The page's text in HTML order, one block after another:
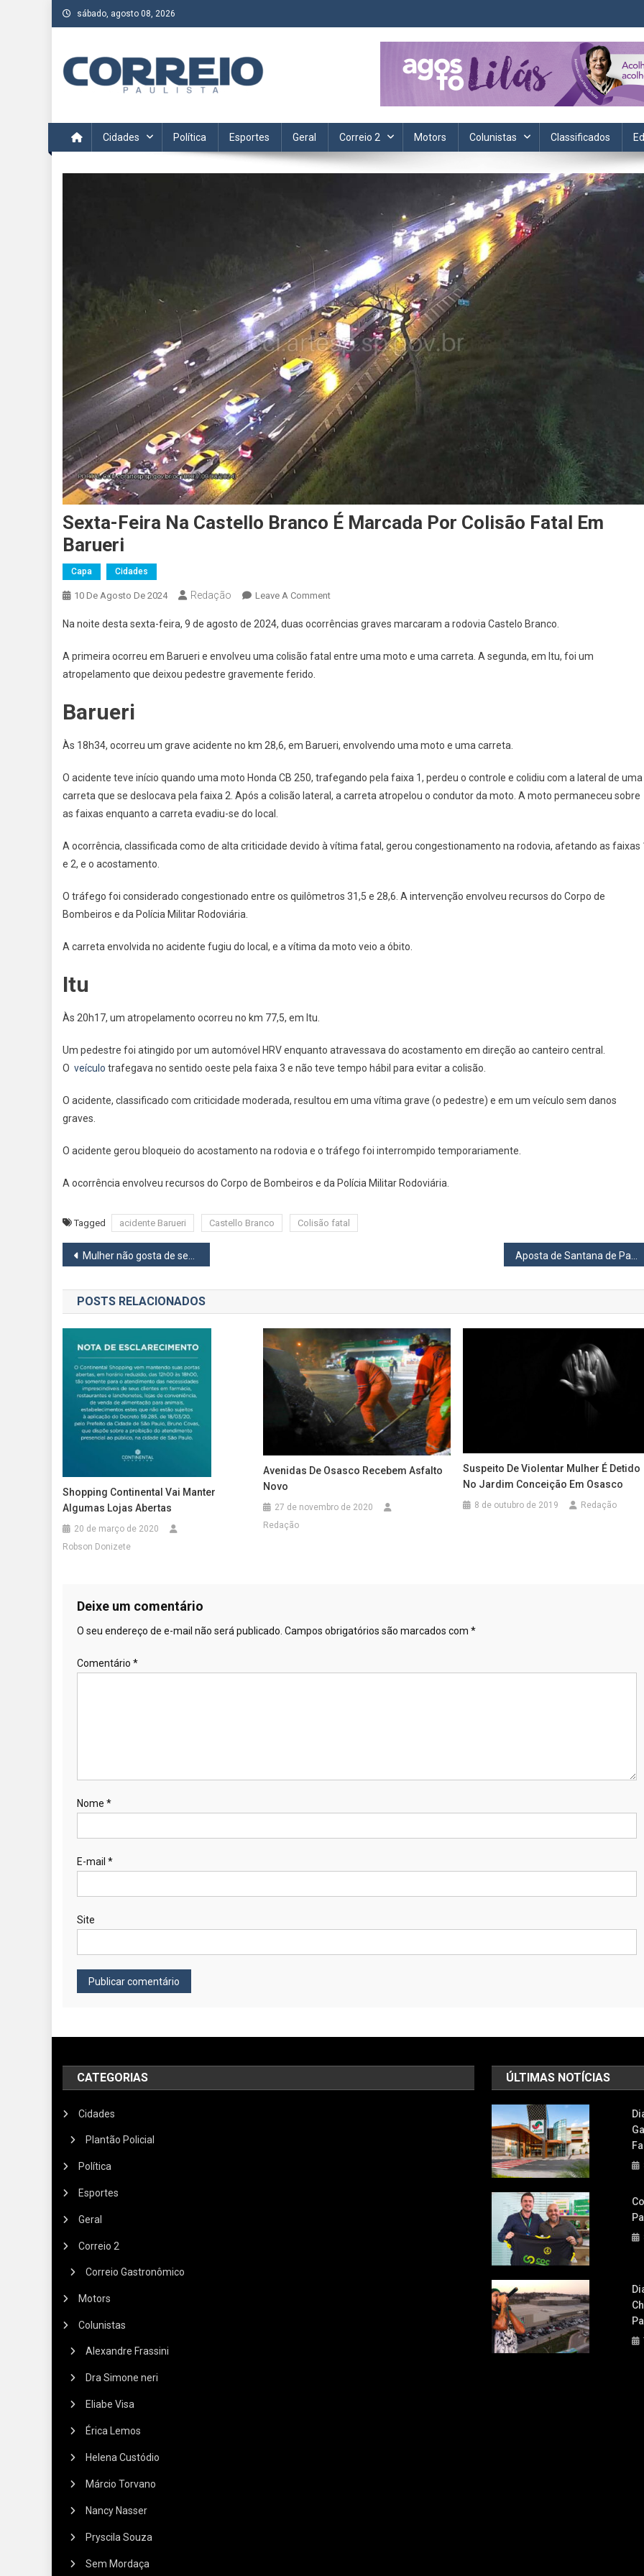
Skip
to
sábado, agosto 08, 2026
Acompanhe as últimas notícias da região no Correio Paulista. Informação, política, saúde, economia, esportes e cotidiano.
Cidades Política Esportes Geral Correio 2 Motors Colunistas Classificados
Sexta-Feira Na Castello Branco É Marcada Por Colisão Fatal Em
Barueri
Capa Cidades
10 De Agosto De 2024 Redação Leave A CommentOn
Feira
Castello
Colisão
Em
Barueri
Na noite desta sexta-feira, 9 de agosto de 2024, duas ocorrências graves marcaram a rodovia Castelo Branco.
A primeira ocorreu em Barueri e envolveu uma colisão fatal entre uma moto e uma carreta. A segunda, em Itu, foi um
atropelamento que deixou pedestre gravemente ferido.
Barueri
Às 18h34, ocorreu um grave acidente no km 28,6, em Barueri, envolvendo uma moto e uma carreta.
O acidente teve início quando uma moto Honda CB 250, trafegando pela faixa 1, perdeu o controle e colidiu com a lateral de uma
carreta que se deslocava pela faixa 2. Após a colisão lateral, a carreta atropelou o condutor da moto. A moto permaneceu sobre
as faixas enquanto a carreta evadiu-se do local.
A ocorrência, classificada como de alta criticidade devido à vítima fatal, gerou congestionamento na rodovia, afetando as faixas
e 2, e o acostamento.
O tráfego foi considerado congestionado entre os quilômetros 31,5 e 28,6. A intervenção envolveu recursos do Corpo de
Bombeiros e da Polícia Militar Rodoviária.
A carreta envolvida no acidente fugiu do local, e a vítima da moto veio a óbito.
Itu
Às 20h17, um atropelamento ocorreu no km 77,5, em Itu.
Um pedestre foi atingido por um automóvel HRV enquanto atravessava do acostamento em direção ao canteiro central.
O veículo trafegava no sentido oeste pela faixa 3 e não teve tempo hábil para evitar a colisão.
O acidente, classificado com criticidade moderada, resultou em uma vítima grave (o pedestre) e em um veículo sem danos
graves.
O acidente gerou bloqueio do acostamento na rodovia e o tráfego foi interrompido temporariamente.
A ocorrência envolveu recursos do Corpo de Bombeiros e da Polícia Militar Rodoviária.
Tagged acidente Barueri Castello Branco Colisão fatal
Navegação
de
Post
Mulher não gosta de ser cobrada por roupa emprestada e dá tiro na cabeça de amiga em Osasco
POSTS RELACIONADOS
Shopping Continental Vai Manter
Algumas Lojas Abertas
20 de março de 2020
Robson Donizete
Avenidas De Osasco Recebem Asfalto
Novo
27 de novembro de 2020
Redação
Suspeito De Violentar Mulher É Detido
No Jardim Conceição Em Osasco
8 de outubro de 2019 Redação
Deixe um comentário
O seu endereço de e-mail não será publicado. Campos obrigatórios são marcados com *
Comentário *
Nome *
E-mail *
Site
CATEGORIAS
Cidades
Plantão Policial
Política
Esportes
Geral
Correio 2
Correio Gastronômico
Motors
Colunistas
Alexandre Frassini
Dra Simone neri
Eliabe Visa
Érica Lemos
Helena Custódio
Márcio Torvano
Nancy Nasser
Pryscila Souza
Sem Mordaça
ÚLTIMAS NOTÍCIAS